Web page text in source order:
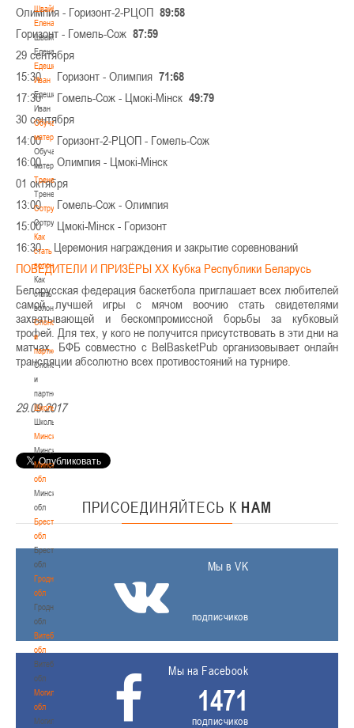
Швайбович
Елена
Швайбович
Елена
Едешко
Иван
Едешко
Иван
Обучающие
материалы
Обучающие
материалы
Тренерам
Тренерам
Сотрудничество
Сотрудничество
Как
стать
волонтером
Как
стать
волонтером
Спонсоры
и
партнеры
Спонсоры
и
партнеры
Школы
Школы
Минск
Минск
Минская
обл
Минская
обл
Брестская
обл
Брестская
обл
Гродненская
обл
Гродненская
обл
Витебская
обл
Витебская
обл
Могилевская
обл
Могилевская
Олимпия - Горизонт-2-РЦОП 89:58
Горизонт - Гомель-Сож 87:59
29 сентября
15:30 Горизонт - Олимпия 71:68
17:30 Гомель-Сож - Цмокi-Мiнск 49:79
30 сентября
14:00 Горизонт-2-РЦОП - Гомель-Сож
16:00 Олимпия - Цмокi-Мiнск
01 октября
13:00 Гомель-Сож - Олимпия
15:00 Цмокi-Мiнск - Горизонт
16:30 Церемония награждения и закрытие соревнований
ПОБЕДИТЕЛИ И ПРИЗЁРЫ XX Кубка Республики Беларусь
Белорусская федерация баскетбола приглашает всех любителей
самой лучшей игры с мячом воочию стать свидетелями
захватывающей и бескомпромиссной борьбы за кубковый
трофей. Для тех, у кого не получится присутствовать в эти дни на
матчах, БФБ совместно с BelBasketPub организовывает онлайн
трансляции абсолютно всех противостояний на турнире.
29.09.2017
ПРИСОЕДИНЯЙТЕСЬ К НАМ
Мы в VK
подписчиков
Мы на Facebook
1471
подписчиков